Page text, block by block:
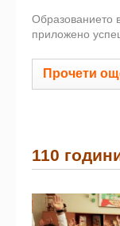
Образованието
приложено
Прочети
110